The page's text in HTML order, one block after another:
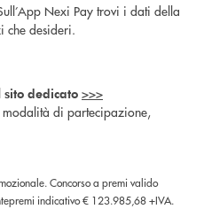
Nexi Pay trovi i dati della
che desideri.
sito dedicato >>>
modalità di partecipazione,
Concorso a premi valido
indicativo € 123.985,68 +IVA.